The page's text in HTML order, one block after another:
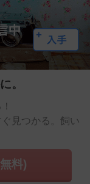
。
見つかる。飼い
料)